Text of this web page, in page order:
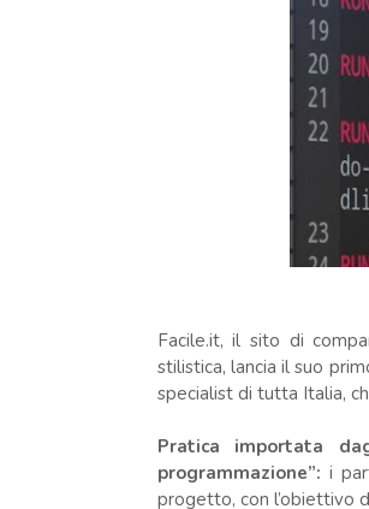
Facile.it, il sito di
stilistica, lancia il suo
specialist di tutta Italia,
Pratica importata
programmazione”: i
progetto, con l’obiettivo